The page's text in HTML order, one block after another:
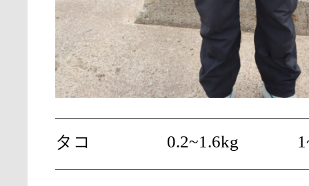
タコ 0.2~1.6kg